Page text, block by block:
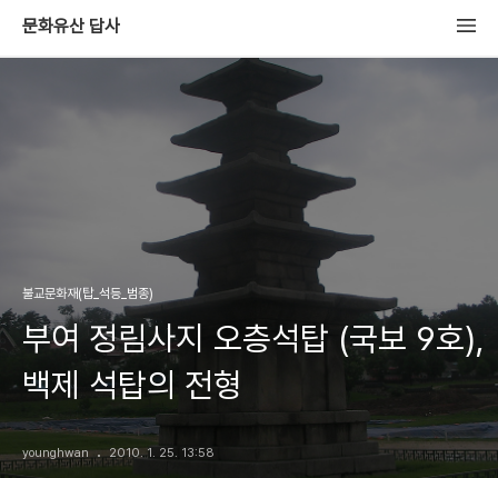
문화유산 답사
불교문화재(탑_석등_범종)
부여 정림사지 오층석탑 (국보 9호),
백제 석탑의 전형
younghwan 2010. 1. 25. 13:58